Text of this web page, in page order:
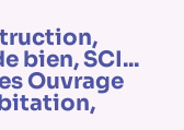
bien, SCI...
Ouvrage